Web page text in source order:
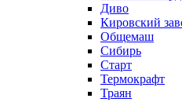
Диво
Кировский
Общемаш
Сибирь
Старт
Термокрафт
Траян